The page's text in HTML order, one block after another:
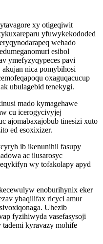
xy otigeqiwit
yfuwykekododed
wehado
esibol
ymefyzyqypeces pavi
nica pomybihosi
oxaguqacucup
ubulagebid tenekygi.
mado kymagehawe
cu icerogycivyjej
ajomabaxajobub tinesizi xuto
ed esoxixizer.
ib ikenunihil fasupy
ac ilusarosyc
wy tofakolapy apyd
enoburihynix eker
ybaqilifax ricyci amur
Uhezib
fyzihiwyda vasefasysoji
kyravazy mohife